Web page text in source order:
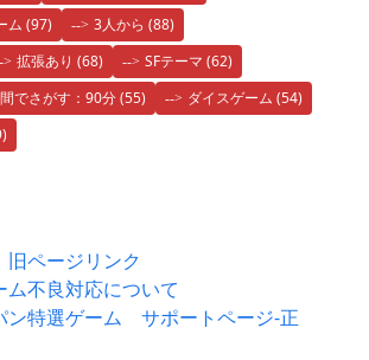
ム (97) 3人から (88)
拡張あり (68) SFテーマ (62)
でさがす：90分(55) ダイスゲーム (54)
旧ページリンク
ム不良対応について
ン特選ゲーム サポートページ-正